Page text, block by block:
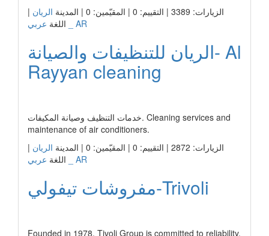
الزيارات: 3389 | التقييم: 0 | المقيّمين: 0 | المدينة
الريان |
اللغة عربي _ AR
الريان للتنظيفات والصيانة- Al
Rayyan cleaning
خدمات التنظيف وصيانة المكيفات. Cleaning services and
maintenance of air conditioners.
الزيارات: 2872 | التقييم: 0 | المقيّمين: 0 | المدينة
الريان |
اللغة عربي _ AR
مفروشات تيفولي-Trivoli
Founded in 1978, Tivoli Group is committed to reliability,